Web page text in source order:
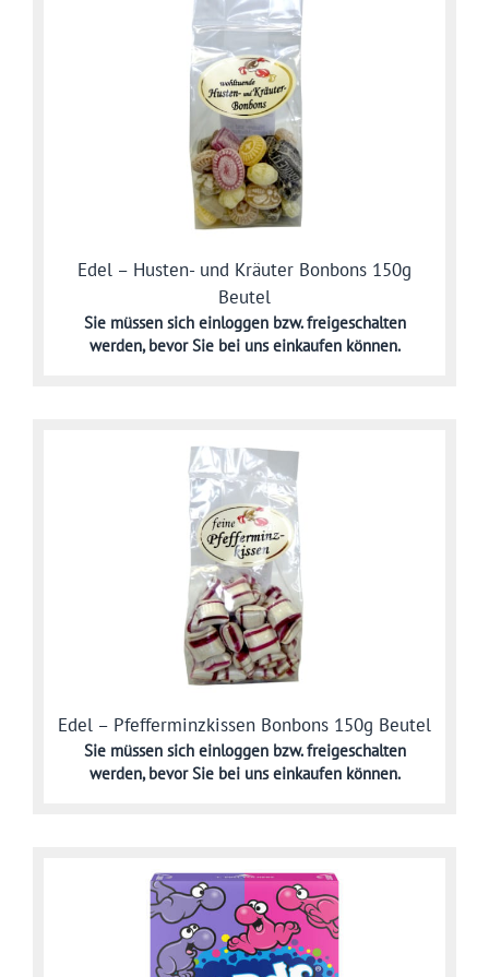
Edel – Husten- und Kräuter Bonbons 150g
Beutel
Sie müssen sich einloggen bzw. freigeschalten
werden,bevor Sie bei uns einkaufen können.
Edel – Pfefferminzkissen Bonbons 150g Beutel
Sie müssen sich einloggen bzw. freigeschalten
werden,bevor Sie bei uns einkaufen können.